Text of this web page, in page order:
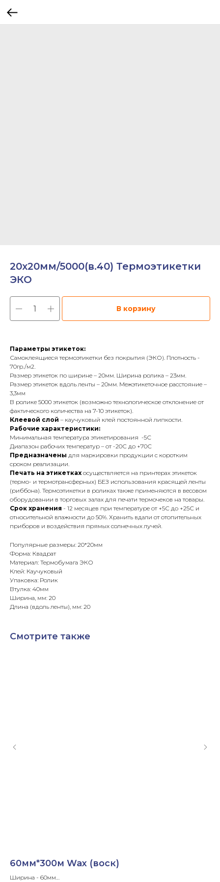
20х20мм/5000(в.40) Термоэтикетки
ЭКО
В корзину
Параметры этикеток:
Самоклеящиеся термоэтикетки без покрытия (ЭКО). Плотность -
70гр./м2.
Размер этикеток по ширине – 20мм. Ширина ролика – 23мм.
Размер этикеток вдоль ленты – 20мм. Межэтикеточное расстояние –
3,3мм
В ролике 5000 этикеток (возможно технологическое отклонение от
фактического количества на 7-10 этикеток).
Клеевой слой – каучуковый клей постоянной липкости.
Рабочие характеристики:
Минимальная температура этикетирования -5С
Диапазон рабочих температур – от -20С до +70С
Предназначены для маркировки продукции с коротким
сроком реализации.
Печать на этикеткахосуществляется на принтерах этикеток
(термо- и термотрансферных) БЕЗ использования красящей ленты
(риббона). Термоэтикетки в роликах также применяются в весовом
оборудовании в торговых залах для печати термочеков на товары.
Срок хранения - 12 месяцев при температуре от +5С до +25С и
относительной влажности до 50%. Хранить вдали от отопительных
приборов и воздействия прямых солнечных лучей.
Популярные размеры: 20*20мм
Форма: Квадрат
Материал: Термобумага ЭКО
Клей: Каучуковый
Упаковка: Ролик
Втулка: 40мм
Ширина, мм: 20
Длина (вдоль ленты), мм: 20
Смотрите также
60мм*300м Wax (воск)
Ширина - 60мм